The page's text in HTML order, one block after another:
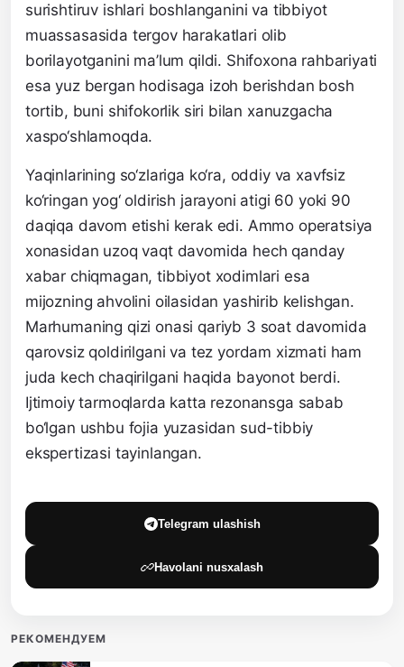
surishtiruv ishlari boshlanganini va tibbiyot
muassasasida tergov harakatlari olib
borilayotganini ma’lum qildi. Shifoxona rahbariyati
esa yuz bergan hodisaga izoh berishdan bosh
tortib, buni shifokorlik siri bilan xanuzgacha
xaspo‘shlamoqda.
Yaqinlarining so‘zlariga ko‘ra, oddiy va xavfsiz
ko‘ringan yog‘ oldirish jarayoni atigi 60 yoki 90
daqiqa davom etishi kerak edi. Ammo operatsiya
xonasidan uzoq vaqt davomida hech qanday
xabar chiqmagan, tibbiyot xodimlari esa
mijozning ahvolini oilasidan yashirib kelishgan.
Marhumaning qizi onasi qariyb 3 soat davomida
qarovsiz qoldirilgani va tez yordam xizmati ham
juda kech chaqirilgani haqida bayonot berdi.
Ijtimoiy tarmoqlarda katta rezonansga sabab
bo‘lgan ushbu fojia yuzasidan sud-tibbiy
ekspertizasi tayinlangan.
Telegram ulashish
Havolani nusxalash
РЕКОМЕНДУЕМ